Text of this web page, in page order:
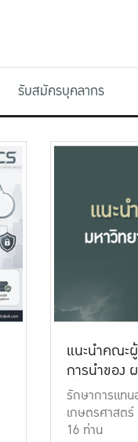
รับสมัครบุคลากร
แนะนำคณะ
การนำของ
เที่ยงธรรม
รักษาการแท
เกษตรศาสต
16 ท่าน